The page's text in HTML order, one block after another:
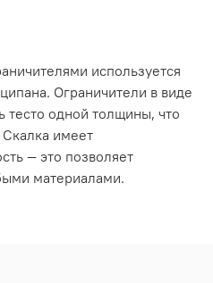
используется
Ограничители в виде
тесто одной толщины, что
имеет
— это позволяет
материалами.